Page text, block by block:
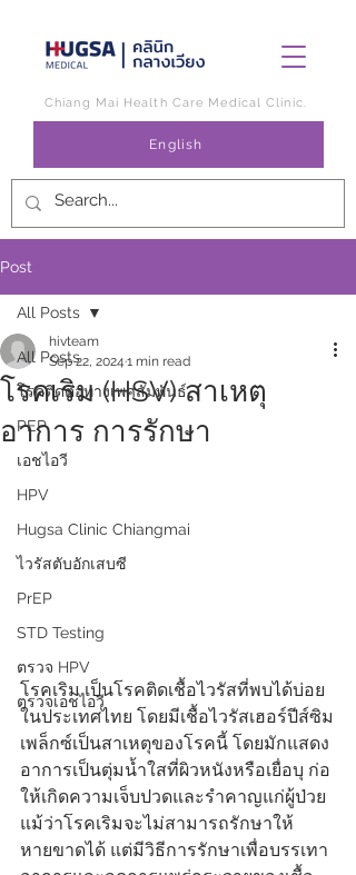
Chiang Mai Health Care Medical Clinic.
English
Post
All Posts
โรคติดต่อทางเพศสัมพันธ์
PEP
เอชไอวี
HPV
Hugsa Clinic Chiangmai
ไวรัสตับอักเสบซี
PrEP
STD Testing
ตรวจ HPV
ตรวจเอชไอวี
All Posts
โรคเริม (HSV) สาเหตุ
อาการ การรักษา
hivteam
Sep 22, 2024 1 min read
โรคเริม เป็นโรคติดเชื้อไวรัสที่พบได้บ่อย
ในประเทศไทย โดยมีเชื้อไวรัสเฮอร์ปีส์ซิม
เพล็กซ์เป็นสาเหตุของโรคนี้ โดยมักแสดง
อาการเป็นตุ่มน้ำใสที่ผิวหนังหรือเยื่อบุ ก่อ
ให้เกิดความเจ็บปวดและรำคาญแก่ผู้ป่วย
แม้ว่าโรคเริมจะไม่สามารถรักษาให้
หายขาดได้ แต่มีวิธีการรักษาเพื่อบรรเทา